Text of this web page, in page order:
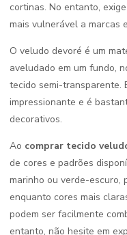
cortinas. No entanto,
mais vulnerável a marcas
O veludo devoré é um
aveludado em um fundo,
tecido semi-transparente.
impressionante e é
decorativos.
Ao comprar tecido
de cores e padrões
marinho ou verde-escuro,
enquanto cores mais
podem ser facilmente
entanto, não hesite em